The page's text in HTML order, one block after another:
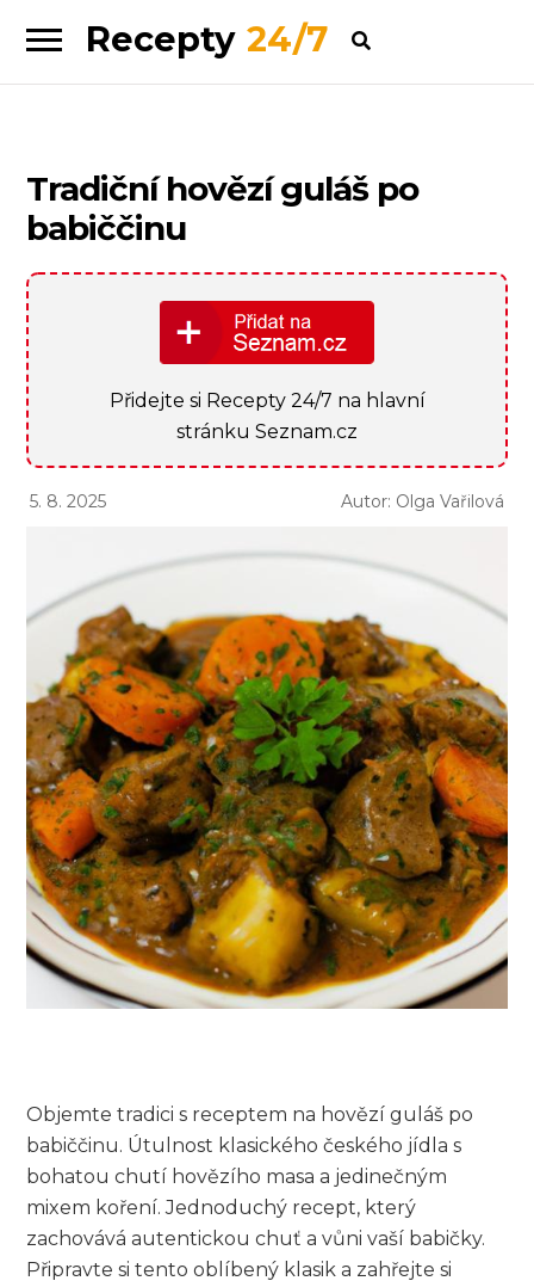
Skip
to
Skip
to
Recepty 24/7
Tradiční hovězí guláš po
babiččinu
Přidejte si Recepty 24/7 na hlavní
stránku Seznam.cz
5. 8. 2025 Autor: Olga Vařilová
Objemte tradici s‌ receptem na hovězí guláš po
babiččinu. Útulnost klasického českého ​jídla s
bohatou chutí hovězího masa a jedinečným
⁢mixem ⁣koření. Jednoduchý recept, který
zachovává autentickou chuť a vůni vaší babičky.
Připravte si tento oblíbený klasik ‍a zahřejte si⁣